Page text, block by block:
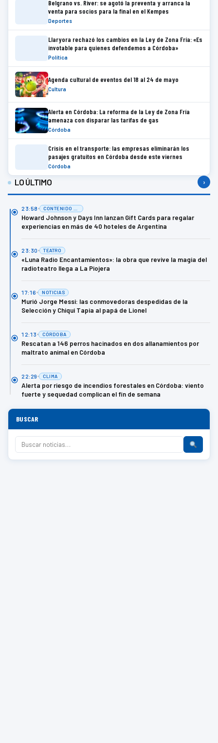
Belgrano vs. River: se agotó la preventa y arranca la
venta para socios para la final en el Kempes
Deportes
Llaryora rechazó los cambios en la Ley de Zona Fría: «Es
invotable para quienes defendemos a Córdoba»
Política
Agenda cultural de eventos del 18 al 24 de mayo
Cultura
Alerta en Córdoba: La reforma de la Ley de Zona Fría
amenaza con disparar las tarifas de gas
Córdoba
Crisis en el transporte: las empresas eliminarán los
pasajes gratuitos en Córdoba desde este viernes
Córdoba
LO ÚLTIMO ›
23:58 CONTENIDO DE MARCA
Howard Johnson y Days Inn lanzan Gift Cards para regalar
experiencias en más de 40 hoteles de Argentina
23:30 TEATRO
«Luna Radio Encantamientos»: la obra que revive la magia del
radioteatro llega a La Piojera
17:16 NOTICIAS
Murió Jorge Messi: las conmovedoras despedidas de la
Selección y Chiqui Tapia al papá de Lionel
12:13 CÓRDOBA
Rescatan a 146 perros hacinados en dos allanamientos por
maltrato animal en Córdoba
22:29 CLIMA
Alerta por riesgo de incendios forestales en Córdoba: viento
fuerte y sequedad complican el fin de semana
BUSCAR